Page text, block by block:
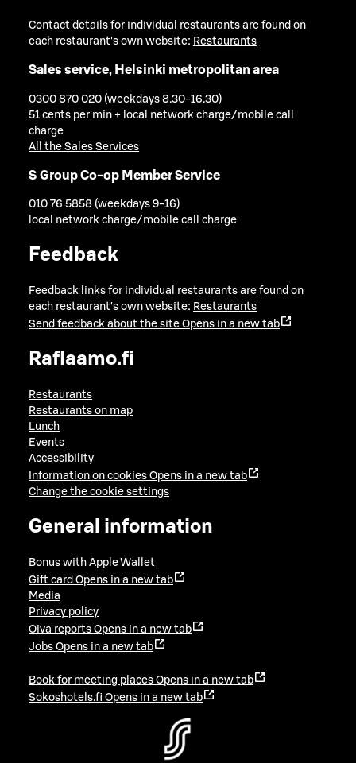
Contact details for individual restaurants are found on
each restaurant's own website: Restaurants
Sales service, Helsinki metropolitan area
0300 870 020 (weekdays 8.30-16.30)
51 cents per min + local network charge/mobile call
charge
All the Sales Services
S Group Co-op Member Service
010 76 5858 (weekdays 9-16)
local network charge/mobile call charge
Feedback
Feedback links for individual restaurants are found on
each restaurant's own website: Restaurants
Send feedback about the site Opens in a new tab
Raflaamo.fi
Restaurants
Restaurants on map
Lunch
Events
Accessibility
Information on cookies Opens in a new tab
Change the cookie settings
General information
Bonus with Apple Wallet
Gift card Opens in a new tab
Media
Privacy policy
Oiva reports Opens in a new tab
Jobs Opens in a new tab
Book for meeting places Opens in a new tab
Sokoshotels.fi Opens in a new tab